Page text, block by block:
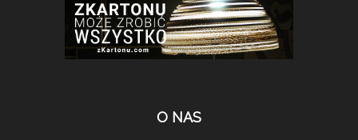
O NAS